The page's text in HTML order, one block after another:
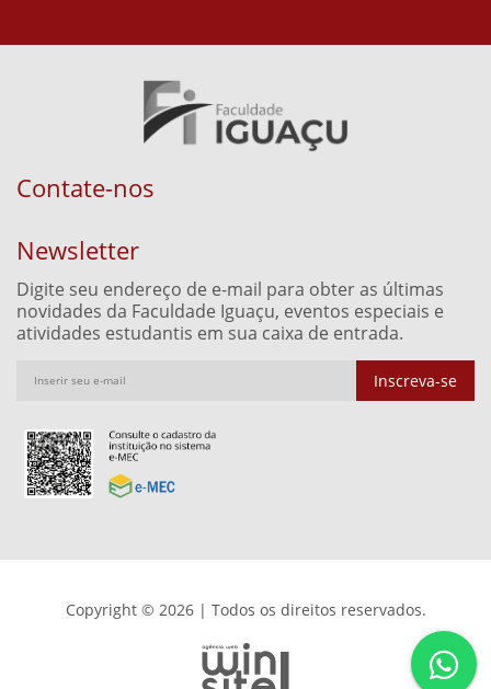
Contate-nos
Newsletter
Digite seu endereço de e-mail para obter as últimas
novidades da Faculdade Iguaçu, eventos especiais e
atividades estudantis em sua caixa de entrada.
Inscreva-se
Copyright © 2026 | Todos os direitos reservados.